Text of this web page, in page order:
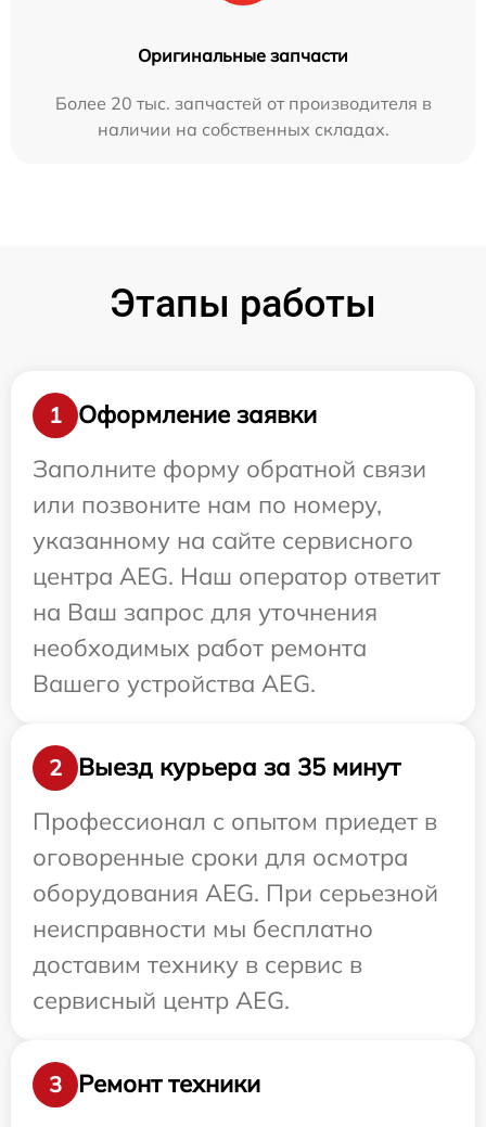
Оригинальные запчасти
Более 20 тыс. запчастей от производителя в
наличии на собственных складах.
Этапы работы
1
Оформление заявки
Заполните форму обратной связи
или позвоните нам по номеру,
указанному на сайте сервисного
центра AEG. Наш оператор ответит
на Ваш запрос для уточнения
необходимых работ ремонта
Вашего устройства AEG.
2
Выезд курьера за 35 минут
Профессионал с опытом приедет в
оговоренные сроки для осмотра
оборудования AEG. При серьезной
неисправности мы бесплатно
доставим технику в сервис в
сервисный центр AEG.
3
Ремонт техники